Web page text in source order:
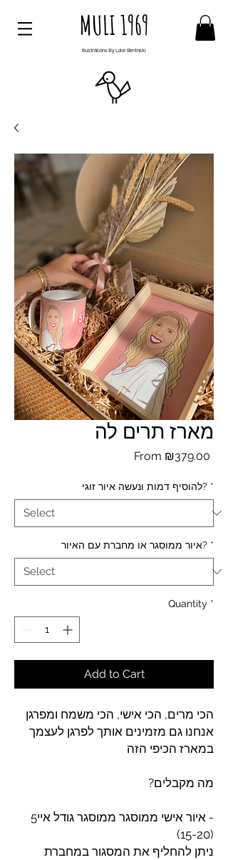
MULI 1969
Illustrations By Ldor Berlinski
מארז תרים לה
From ₪379.00
להוסיף דמות ונעשה איור זוגי? *
איור ממוסגר או מחברת עם האיור? *
Quantity *
Add to Cart
הכי מרים, הכי אישי, הכי משמח ומפרגן
אנחנו גם מזמינים אותך לפרגן לעצמך
במארז הכיפי הזה
מה מקבלים?
- איור אישי ממוסגר ממוסגר גודל איי5
(15-20)
ניתן להחליף את המסגור במחברת